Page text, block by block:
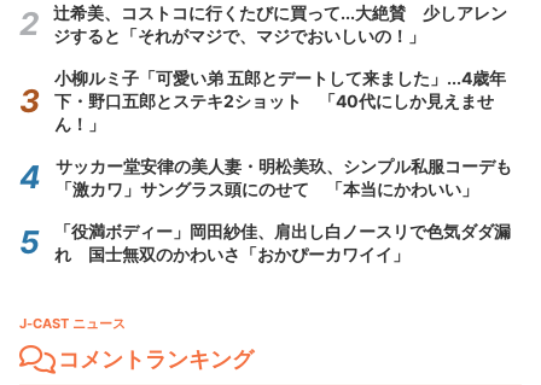
辻希美、コストコに行くたびに買って...大絶賛 少しアレン
ジすると「それがマジで、マジでおいしいの！」
小柳ルミ子「可愛い弟 五郎とデートして来ました」...4歳年
下・野口五郎とステキ2ショット 「40代にしか見えませ
ん！」
サッカー堂安律の美人妻・明松美玖、シンプル私服コーデも
「激カワ」サングラス頭にのせて 「本当にかわいい」
「役満ボディー」岡田紗佳、肩出し白ノースリで色気ダダ漏
れ 国士無双のかわいさ「おかぴーカワイイ」
J-CAST ニュース
コメントランキング